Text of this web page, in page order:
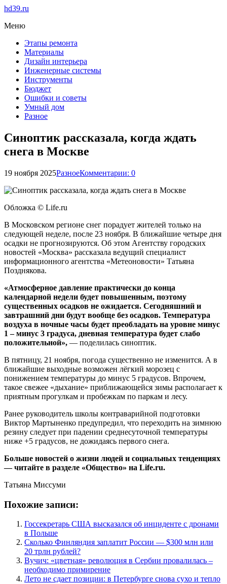
hd39.ru
Меню
Этапы ремонта
Материалы
Дизайн интерьера
Инженерные системы
Инструменты
Бюджет
Ошибки и советы
Умный дом
Разное
Синоптик рассказала, когда ждать
снега в Москве
19 ноября 2025РазноеКомментарии: 0
Обложка © Life.ru
В Московском регионе снег порадует жителей только на
следующей неделе, после 23 ноября. В ближайшие четыре дня
осадки не прогнозируются. Об этом Агентству городских
новостей «Москва» рассказала ведущий специалист
информационного агентства «Метеоновости» Татьяна
Позднякова.
«Атмосферное давление практически до конца
календарной недели будет повышенным, поэтому
существенных осадков не ожидается. Сегодняшний и
завтрашний дни будут вообще без осадков. Температура
воздуха в ночные часы будет преобладать на уровне минус
1 – минус 3 градуса, дневная температура будет слабо
положительной», — поделилась синоптик.
В пятницу, 21 ноября, погода существенно не изменится. А в
ближайшие выходные возможен лёгкий морозец с
понижением температуры до минус 5 градусов. Впрочем,
такое свежее «дыхание» приближающейся зимы располагает к
приятным прогулкам и пробежкам по паркам и лесу.
Ранее руководитель школы контраварийной подготовки
Виктор Мартыненко предупредил, что переходить на зимнюю
резину следует при падении среднесуточной температуры
ниже +5 градусов, не дожидаясь первого снега.
Больше новостей о жизни людей и социальных тенденциях
— читайте в разделе «Общество» на Life.ru.
Татьяна Миссуми
Похожие записи:
Госсекретарь США высказался об инциденте с дронами
в Польше
Сколько Финляндия заплатит России — $300 млн или
20 трлн рублей?
Вучич: «цветная» революция в Сербии провалилась –
необходимо примирение
Лето не сдает позиции: в Петербурге снова сухо и тепло